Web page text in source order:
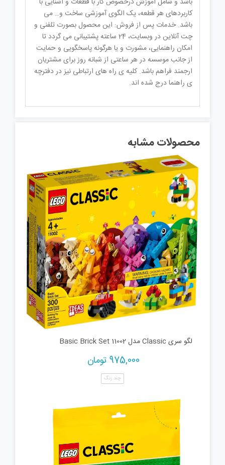
کاربردهای هر قطعه، یک الگوی آموزشی ساخت و… می
باشد. خدمات پس از فروش: این محصول بصورت تلفنی و
چت آنلاین در وبسایت، 24 ساعته پشتیبانی می گردد تا
امکان راهنمایی، مشورت و یا هرگونه پاسخگویی و حمایت
از جانب موسسه در هر ساعتی از شبانه روز برای مشتریان
ارجمند فراهم باشد. کلیه ی راه های ارتباطی نیز در دفترچه
ی راهنما درج شده اند.
محصولات مشابه
لگو سری Classic مدل 11002 Basic Brick Set
975,000 تومان
چند رنگ